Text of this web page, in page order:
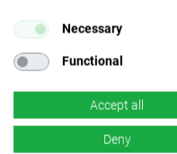
コンテンツロ
を対象とした
これにより、世
を収益化できま
Necessary
Functional
Accept all
Deny